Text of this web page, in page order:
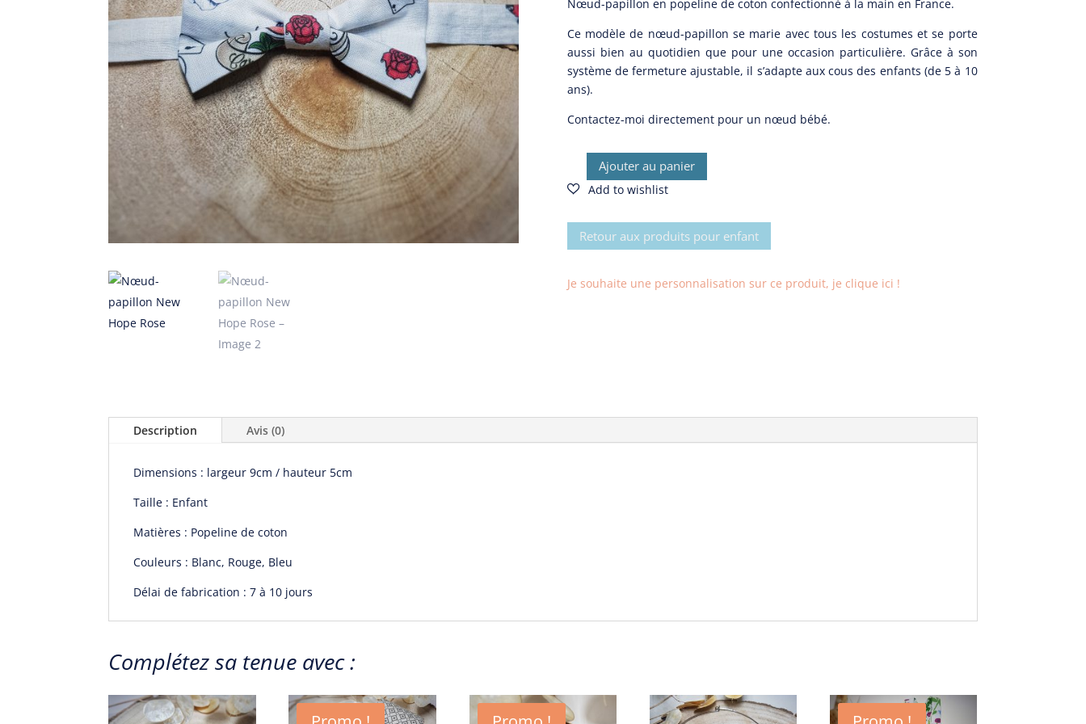
était :
25,00€.
est :
15,00€.
Nœud-papillon en popeline de coton confectionné à la main en France.
Ce modèle de nœud-papillon se marie avec tous les costumes et se porte
aussi bien au quotidien que pour une occasion particulière. Grâce à son
système de fermeture ajustable, il s’adapte aux cous des enfants (de 5 à 10
ans).
Contactez-moi directement pour un nœud bébé.
quantité
de
papillon
New
Rose
Ajouter au panier
Retour aux produits pour enfant
Je souhaite une personnalisation sur ce produit, je clique ici !
Description Avis (0)
Dimensions : largeur 9cm / hauteur 5cm
Taille : Enfant
Matières : Popeline de coton
Couleurs : Blanc, Rouge, Bleu
Délai de fabrication : 7 à 10 jours
Complétez sa tenue avec :